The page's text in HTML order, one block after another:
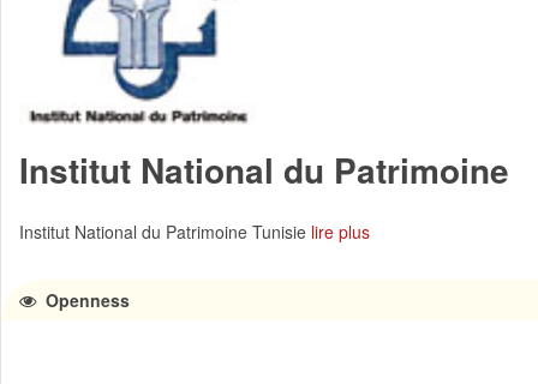
Institut National du Patrimoine
Institut National du Patrimoine Tunisie lire plus
Openness